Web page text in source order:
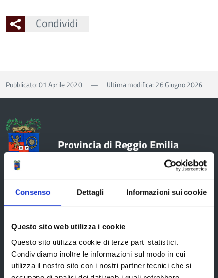
Consenso Dettagli Informazioni sui cookie
Questo sito web utilizza i cookie
Questo sito utilizza cookie di terze parti statistici.
Condividiamo inoltre le informazioni sul modo in cui
utilizza il nostro sito con i nostri partner tecnici che si
Condividi
Pubblicato: 01 Aprile 2020 — Ultima modifica: 26 Giugno 2026
Provincia di Reggio Emilia
La Provincia
Organi di governo
Statuto e Regolamenti